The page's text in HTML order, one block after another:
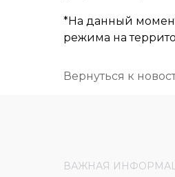
*На данный
режима на
Вернуться к
ВАЖНАЯ